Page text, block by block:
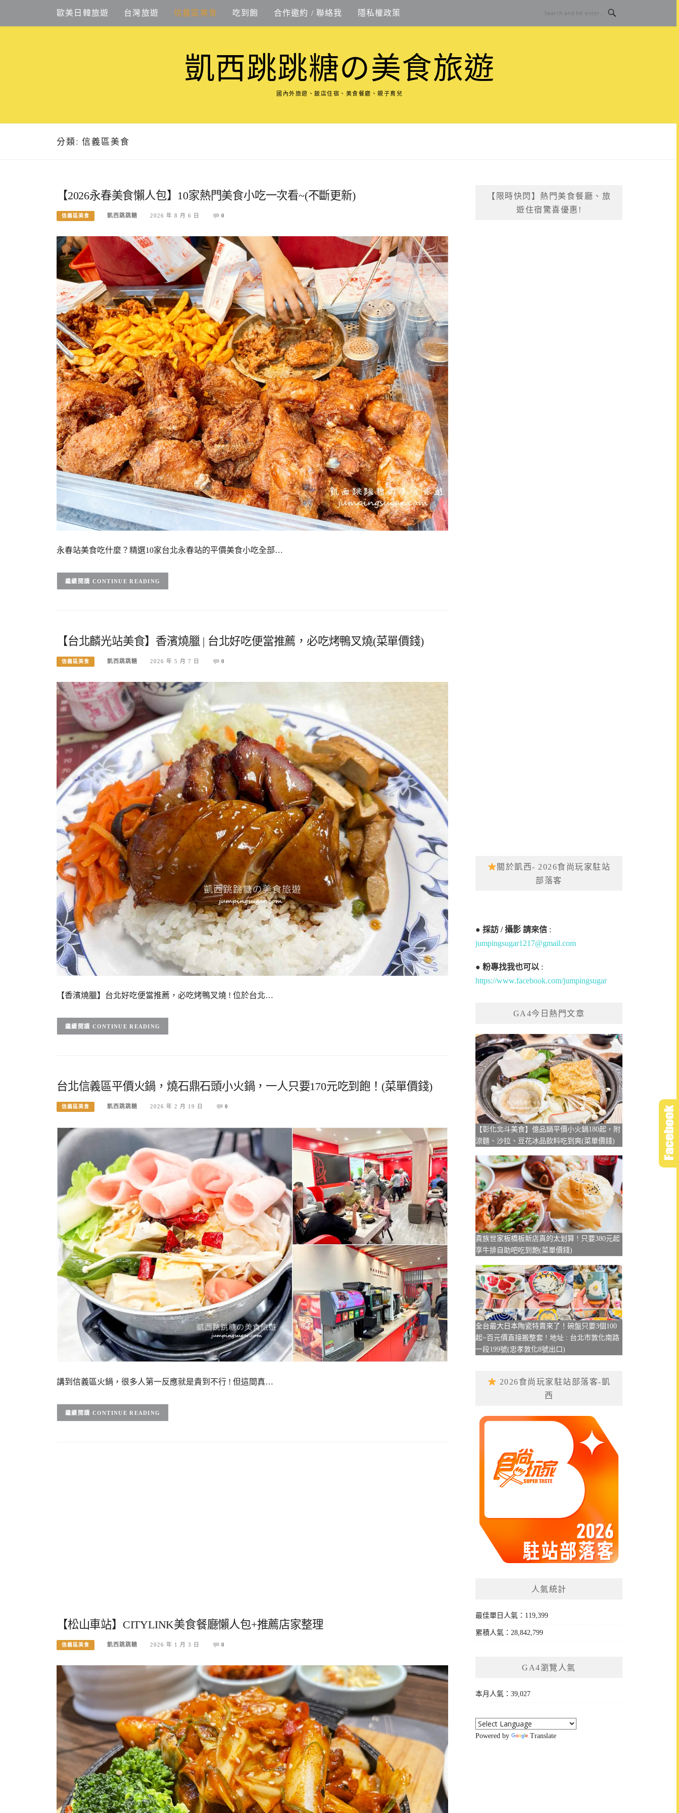
content
歐美日韓旅遊 台灣旅遊 信義區美食 吃到飽 合作邀約 / 聯絡我 隱私權政策
凱西跳跳糖の美食旅遊
國內外旅遊、飯店住宿、美食餐廳、親子育兒
分類: 信義區美食
【2026永春美食懶人包】10家熱門美食小吃一次看~(不斷更新)
信義區美食 凱西跳跳糖 2026 年 8 月 6 日 0
永春站美食吃什麼？精選10家台北永春站的平價美食小吃全部…
CONTINUE READING
【台北麟光站美食】香濱燒臘 | 台北好吃便當推薦，必吃烤鴨叉燒(菜單價錢)
信義區美食 凱西跳跳糖 2026 年 5 月 7 日 0
【香濱燒臘】台北好吃便當推薦，必吃烤鴨叉燒 ! 位於台北…
CONTINUE READING
台北信義區平價火鍋，燒石鼎石頭小火鍋，一人只要170元吃到飽！(菜單價錢)
信義區美食 凱西跳跳糖 2026 年 2 月 19 日 0
講到信義區火鍋，很多人第一反應就是貴到不行 ! 但這間真…
CONTINUE READING
【松山車站】CITYLINK美食餐廳懶人包+推薦店家整理
信義區美食 凱西跳跳糖 2026 年 1 月 3 日 0
【限時快閃】熱門美食餐廳、旅
遊住宿驚喜優惠!
關於凱西- 2026食尚玩家駐站
部落客
●採訪 / 攝影 請來信 :
jumpingsugar1217@gmail.com
●粉專找我也可以 :
https://www.facebook.com/jumpingsugar
GA4今日熱門文章
【彰化北斗美食】億品鍋平價小火鍋180起，附
涼麵、沙拉、豆花冰品飲料吃到爽(菜單價錢)
貴族世家板橋板新店真的太划算 ! 只要380元起
享牛排自助吧吃到飽(菜單價錢)
全台最大日本陶瓷特賣來了！碗盤只要3個100
起~百元價直接搬整套 ! 地址 : 台北市敦化南路
一段199號(忠孝敦化8號出口)
2026食尚玩家駐站部落客-凱
西
人氣統計
最佳單日人氣：119,399
累積人氣：28,842,799
GA4瀏覽人氣
本月人氣：39,027
Powered by Translate